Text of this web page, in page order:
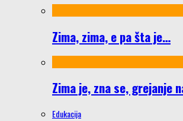
Zima, zima, e pa šta je…
Zima je, zna se, grejanje
Edukacija